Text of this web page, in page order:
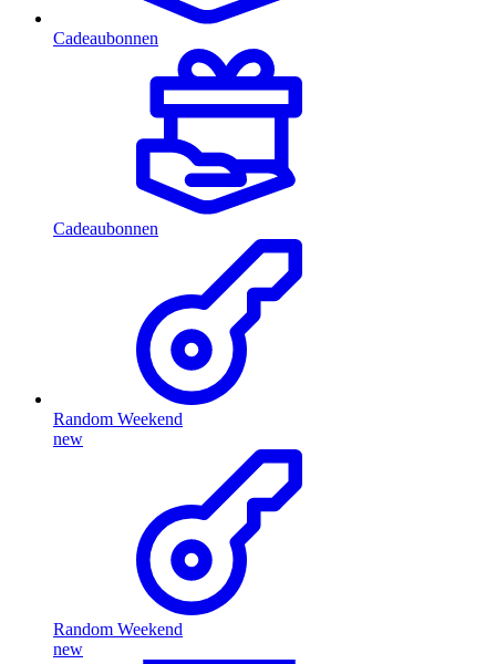
Cadeaubonnen
Cadeaubonnen
Random Weekend
new
Random Weekend
new